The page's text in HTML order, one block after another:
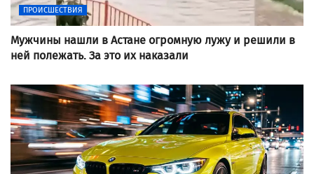
ПРОИСШЕСТВИЯ
Мужчины нашли в Астане огромную лужу и решили в
ней полежать. За это их наказали